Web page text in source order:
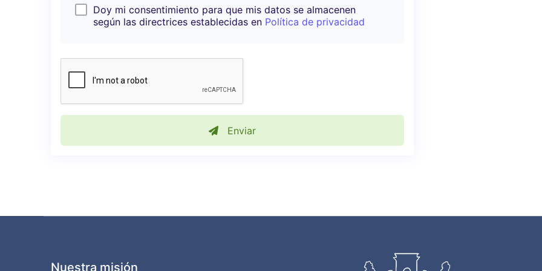
Doy mi consentimiento para que mis datos se almacenen
según las directrices establecidas en Política de privacidad
Enviar
Nuestra misión